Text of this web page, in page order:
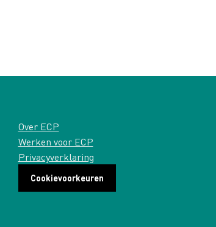
Over ECP
Werken voor ECP
Privacyverklaring
Cookievoorkeuren